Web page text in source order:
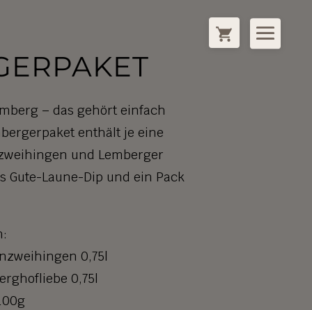
– das gehört einfach
enthält je eine
und Lemberger
Gute-Laune-Dip und ein Pack
0,75l
0,75l